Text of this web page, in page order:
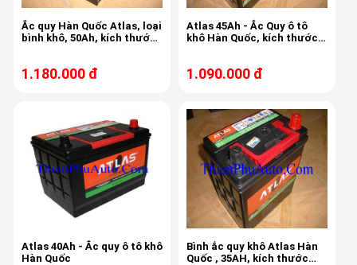
Ắc quy Hàn Quốc Atlas, loại
bình khô, 50Ah, kích thước
1.180.000 đ
Atlas 45Ah - Ắc Quy ô tô
khô Hàn Quốc, kích thước
1.090.000 đ
Atlas 40Ah - Ắc quy ô tô khô
Hàn Quốc
Bình ắc quy khô Atlas Hàn
Quốc , 35AH, kích thước